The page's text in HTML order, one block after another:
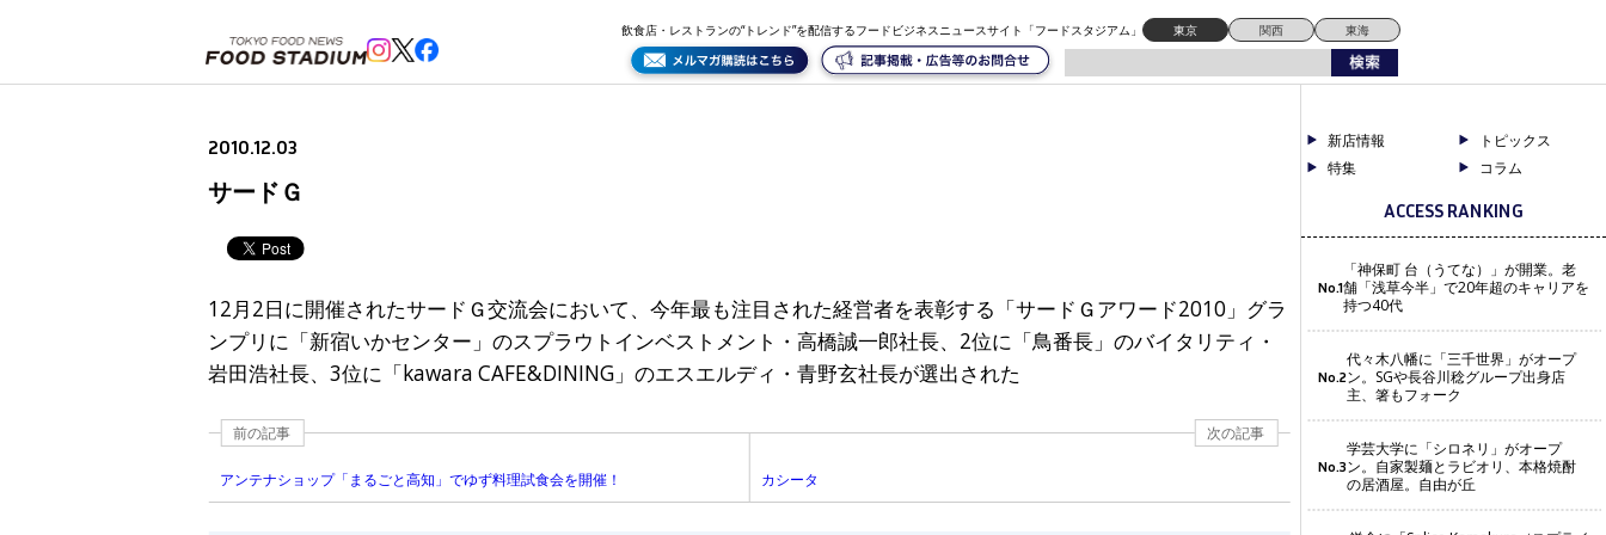
飲食店・レストランの“トレンド”を配信するフードビジネスニュースサイト「フードスタジアム」 東京 関西 東海
2010.12.03
サードＧ
12月2日に開催されたサードＧ交流会において、今年最も注目された経営者を表彰する「サードＧアワード2010」グラ
ンプリに「新宿いかセンター」のスプラウトインベストメント・高橋誠一郎社長、2位に「鳥番長」のバイタリティ・
岩田浩社長、3位に「kawara CAFE&DINING」のエスエルディ・青野玄社長が選出された
前の記事
アンテナショップ「まるごと高知」でゆず料理試食会を開催！
次の記事
カシータ
新店情報
トピックス
特集
コラム
ACCESS RANKING
No.1
「神保町 台（うてな）」が開業。老
舗「浅草今半」で20年超のキャリアを
持つ40代
No.2
代々木八幡に「三千世界」がオープ
ン。SGや長谷川稔グループ出身店
主、箸もフォーク
No.3
学芸大学に「シロネリ」がオープ
ン。自家製麺とラビオリ、本格焼酎
の居酒屋。自由が丘